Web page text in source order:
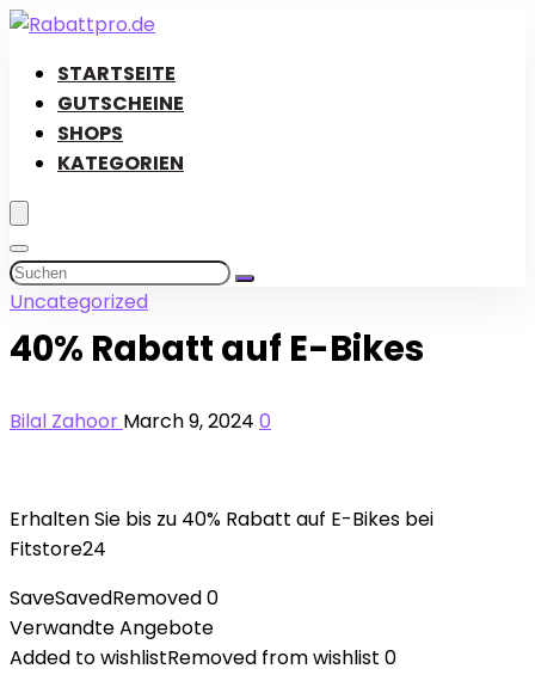
STARTSEITE
GUTSCHEINE
SHOPS
KATEGORIEN
Uncategorized
40% Rabatt auf E-Bikes
Bilal Zahoor March 9, 2024 0
Erhalten Sie bis zu 40% Rabatt auf E-Bikes bei
Fitstore24
SaveSavedRemoved0
Verwandte Angebote
Added to wishlistRemoved from wishlist 0